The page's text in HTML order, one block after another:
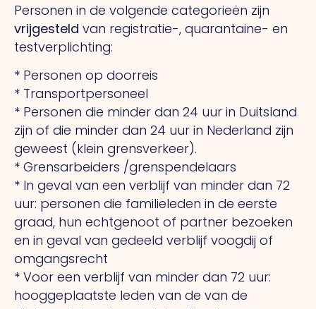
Personen in de volgende categorieën zijn
vrijgesteld van registratie-, quarantaine- en
testverplichting:
* Personen op doorreis
* Transportpersoneel
* Personen die minder dan 24 uur in Duitsland
zijn of die minder dan 24 uur in Nederland zijn
geweest (klein grensverkeer).
* Grensarbeiders /grenspendelaars
* In geval van een verblijf van minder dan 72
uur: personen die familieleden in de eerste
graad, hun echtgenoot of partner bezoeken
en in geval van gedeeld verblijf voogdij of
omgangsrecht
* Voor een verblijf van minder dan 72 uur:
hooggeplaatste leden van de van de